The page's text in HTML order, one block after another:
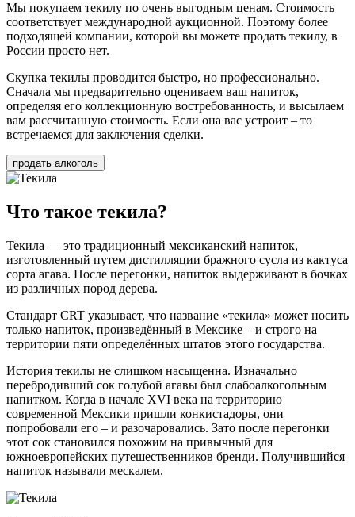
Мы покупаем текилу по очень выгодным ценам. Стоимость
соответствует международной аукционной. Поэтому более
подходящей компании, которой вы можете продать текилу, в
России просто нет.
Скупка текилы проводится быстро, но профессионально.
Сначала мы предварительно оцениваем ваш напиток,
определяя его коллекционную востребованность, и высылаем
вам рассчитанную стоимость. Если она вас устроит – то
встречаемся для заключения сделки.
продать алкоголь
Что такое текила?
Текила — это традиционный мексиканский напиток,
изготовленный путем дистилляции бражного сусла из кактуса
сорта агава. После перегонки, напиток выдерживают в бочках
из различных пород дерева.
Стандарт CRT указывает, что название «текила» может носить
только напиток, произведённый в Мексике – и строго на
территории пяти определённых штатов этого государства.
История текилы не слишком насыщенна. Изначально
перебродивший сок голубой агавы был слабоалкогольным
напитком. Когда в начале XVI века на территорию
современной Мексики пришли конкистадоры, они
попробовали его – и разочаровались. Зато после перегонки
этот сок становился похожим на привычный для
южноевропейских путешественников бренди. Получившийся
напиток называли мескалем.